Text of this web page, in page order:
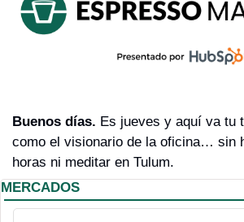
Buenos días. Es jueves y aquí va tu
como el visionario de la oficina… sin
horas ni meditar en Tulum.
MERCADOS